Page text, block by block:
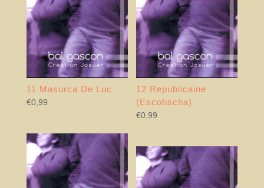
11 Masurca De Luc
€0,99
12 Republicaine
(Escotischa)
€0,99